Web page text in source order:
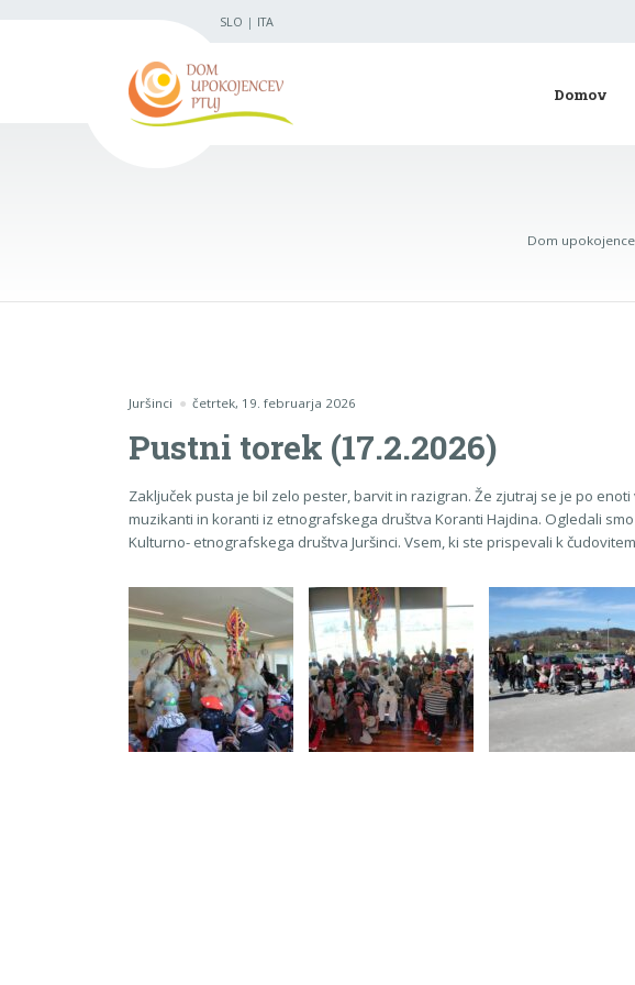
SLO | ITA
Domov
Dom
Juršinci četrtek, 19. februarja 2026
Pustni torek (17.2.2026)
Zaključek pusta je bil zelo pester, barvit in razigran. Že zjutraj se je po
muzikanti in koranti iz etnografskega društva Koranti Hajdina. Ogledali
Kulturno- etnografskega društva Juršinci. Vsem, ki ste prispevali k